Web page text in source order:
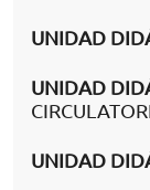
UNIDAD
UNIDAD
UNIDAD